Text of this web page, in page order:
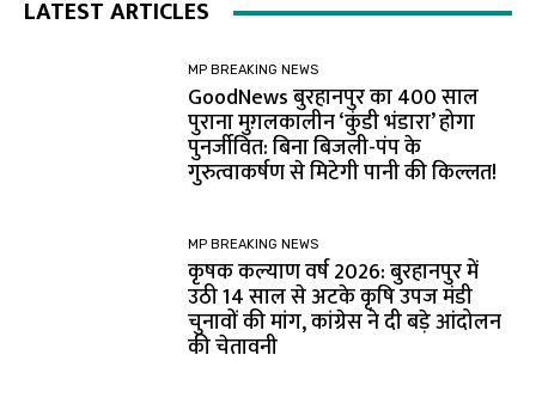
LATEST ARTICLES
MP BREAKING NEWS
GoodNews बुरहानपुर का 400 साल
पुराना मुग़लकालीन ‘कुंडी भंडारा’ होगा
पुनर्जीवित: बिना बिजली-पंप के
गुरुत्वाकर्षण से मिटेगी पानी की किल्लत!
MP BREAKING NEWS
कृषक कल्याण वर्ष 2026: बुरहानपुर में
उठी 14 साल से अटके कृषि उपज मंडी
चुनावों की मांग, कांग्रेस ने दी बड़े आंदोलन
की चेतावनी